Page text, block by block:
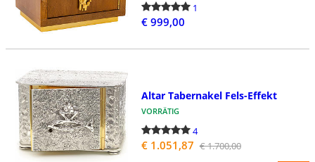
1
€ 999,00
Altar Tabernakel Fels-Effekt
VORRÄTIG
4
€ 1.051,87 € 1.700,00